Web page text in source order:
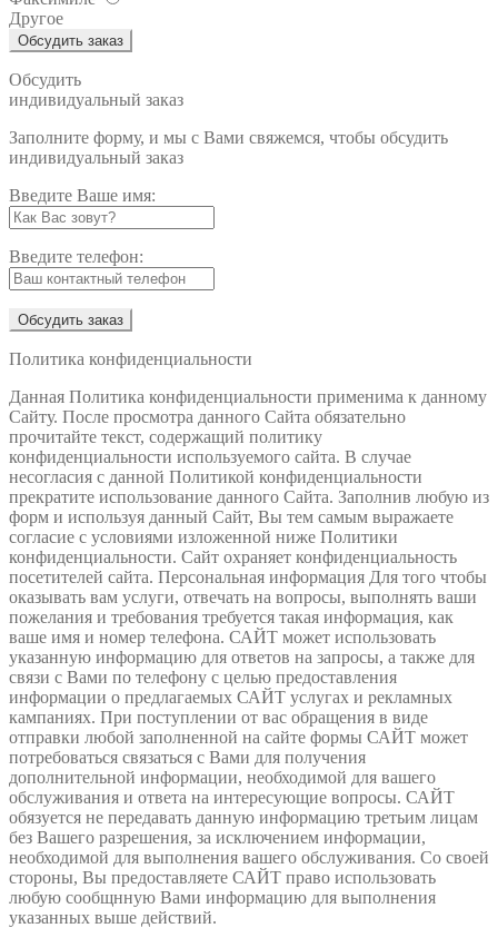
Другое
Обсудить
индивидуальный заказ
Заполните форму, и мы с Вами свяжемся, чтобы обсудить
индивидуальный заказ
Введите Ваше имя:
Введите телефон:
Политика конфиденциальности
Данная Политика конфиденциальности применима к данному
Сайту. После просмотра данного Сайта обязательно
прочитайте текст, содержащий политику
конфиденциальности используемого сайта. В случае
несогласия с данной Политикой конфиденциальности
прекратите использование данного Сайта. Заполнив любую из
форм и используя данный Сайт, Вы тем самым выражаете
согласие с условиями изложенной ниже Политики
конфиденциальности. Сайт охраняет конфиденциальность
посетителей сайта. Персональная информация Для того чтобы
оказывать вам услуги, отвечать на вопросы, выполнять ваши
пожелания и требования требуется такая информация, как
ваше имя и номер телефона. САЙТ может использовать
указанную информацию для ответов на запросы, а также для
связи с Вами по телефону с целью предоставления
информации о предлагаемых САЙТ услугах и рекламных
кампаниях. При поступлении от вас обращения в виде
отправки любой заполненной на сайте формы САЙТ может
потребоваться связаться с Вами для получения
дополнительной информации, необходимой для вашего
обслуживания и ответа на интересующие вопросы. САЙТ
обязуется не передавать данную информацию третьим лицам
без Вашего разрешения, за исключением информации,
необходимой для выполнения вашего обслуживания. Со своей
стороны, Вы предоставляете САЙТ право использовать
любую сообщнную Вами информацию для выполнения
указанных выше действий.